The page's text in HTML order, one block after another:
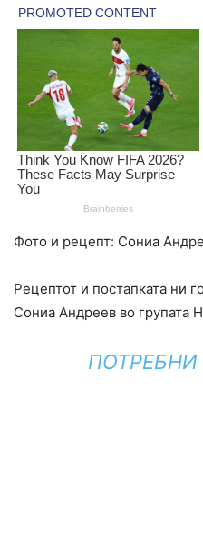
Фото и рецепт: Сониа
Рецептот и постапката ни
Сониа Андреев во групата